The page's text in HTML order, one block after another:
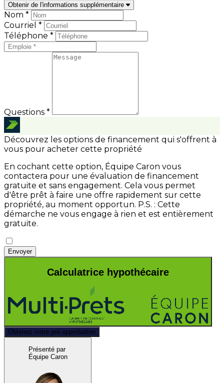
Obtenir de l'informations supplémentaire
Nom *
Courriel *
Téléphone *
Questions *
Découvrez les options de financement qui s'offrent à
vous pour acheter cette propriété
En cochant cette option, Équipe Caron vous
contactera pour une évaluation de financement
gratuite et sans engagement. Cela vous permet
d'être prêt à faire une offre rapidement sur cette
propriété, au moment opportun. P.S. : Cette
démarche ne vous engage à rien et est entièrement
gratuite.
Envoyer
Calculatrice hypothécaire
Obtenez votre pré-approbation
Présenté par
Équipe Caron